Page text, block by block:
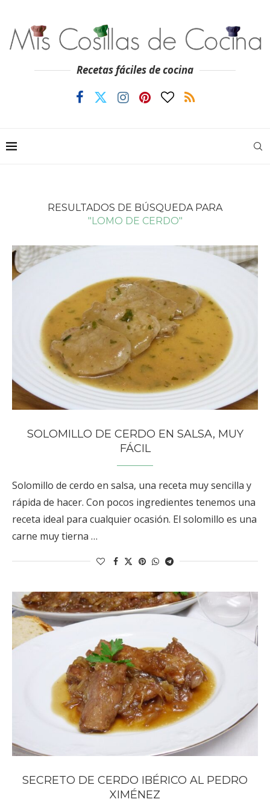
Recetas fáciles de cocina
RESULTADOS DE BÚSQUEDA PARA
"LOMO DE CERDO"
SOLOMILLO DE CERDO EN SALSA, MUY
FÁCIL
Solomillo de cerdo en salsa, una receta muy sencilla y
rápida de hacer. Con pocos ingredientes tenemos una
receta ideal para cualquier ocasión. El solomillo es una
carne muy tierna …
SECRETO DE CERDO IBÉRICO AL PEDRO
XIMÉNEZ